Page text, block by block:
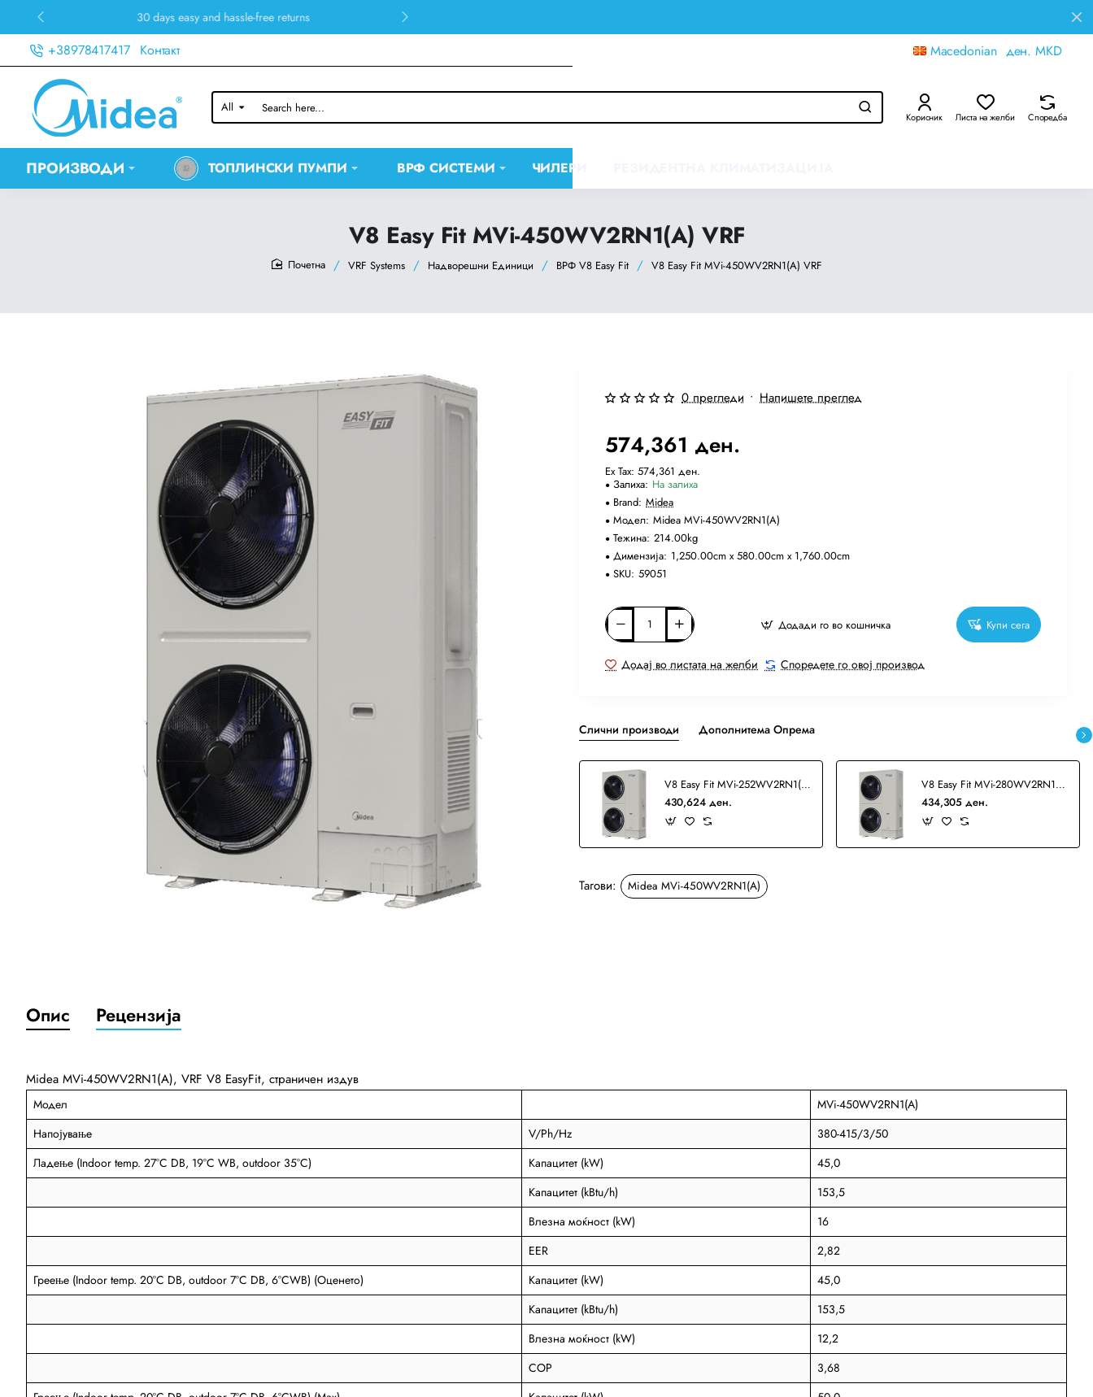
30 days easy and hassle-free returns
+38978417417 Контакт Macedonian ден. MKD
All
Search
here...
Корисник Листа на желби Споредба
ПРОИЗВОДИ ТОПЛИНСКИ ПУМПИ ВРФ СИСТЕМИ ЧИЛЕРИ
V8 Easy Fit MVi-450WV2RN1(A) VRF
VRF Systems Надворешни Единици ВРФ V8 Easy Fit V8 Easy Fit MVi-450WV2RN1(A) VRF
0 прегледи • Напишете преглед
574,361 ден.
Ex Tax: 574,361 ден.
Залиха: На залиха
Brand: Midea
Модел: Midea MVi-450WV2RN1(A)
Тежина: 214.00kg
Димензија: 1,250.00cm x 580.00cm x 1,760.00cm
SKU: 59051
Додади го во кошничка Купи сега
Додај во листата на желби Споредете го овој производ
Слични производи Дополнитема Опрема
V8 Easy Fit MVi-252WV2RN1(B) VRF
430,624 ден.
V8 Easy Fit MVi-280WV2RN1(B) VRF
434,305 ден.
Тагови: Midea MVi-450WV2RN1(A)
Опис Рецензија
Midea MVi-450WV2RN1(A), VRF V8 EasyFit, страничен издув
Модел
MVi-450WV2RN1(A)
Напојување
V/Ph/Hz
380-415/3/50
Ладење (Indoor temp. 27°C DB, 19°C WB, outdoor 35°C)
Капацитет (kW)
45,0
Капацитет (kBtu/h)
153,5
Влезна моќност (kW)
16
EER
2,82
Греење (Indoor temp. 20°C DB, outdoor 7°C DB, 6°CWB) (Оценето)
Капацитет (kW)
45,0
Капацитет (kBtu/h)
153,5
Влезна моќност (kW)
12,2
COP
3,68